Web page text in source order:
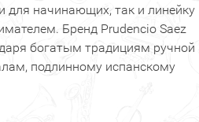
для начинающих, так и линейку
Бренд Prudencio Saez
богатым традициям ручной
подлинному испанскому